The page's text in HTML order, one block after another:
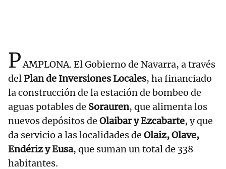
PAMPLONA. El Gobierno de Navarra, a través
delPlan de Inversiones Locales, ha financiado
la construcción de la estación de bombeo de
aguas potables de Sorauren, que alimenta los
nuevos depósitos de Olaibar y Ezcabarte, y que
da servicio a las localidades de Olaiz, Olave,
Endériz y Eusa, que suman un total de 338
habitantes.